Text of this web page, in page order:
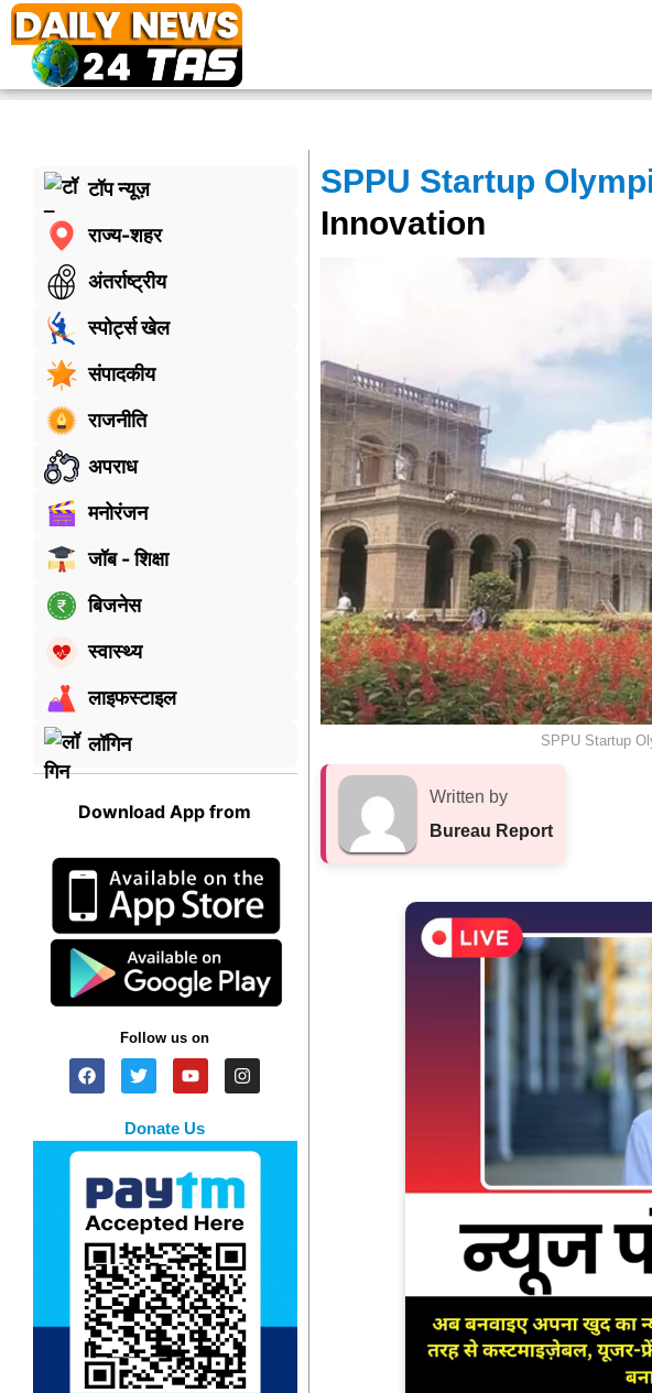
टॉप न्यूज़
राज्य-शहर
अंतर्राष्ट्रीय
स्पोर्ट्स खेल
संपादकीय
राजनीति
अपराध
मनोरंजन
जॉब - शिक्षा
बिजनेस
स्वास्थ्य
लाइफस्टाइल
लॉगिन
Download App from
Follow us on
Donate Us
SPPU Startup
Innovation
SPPU Startup
Written by
Bureau Report